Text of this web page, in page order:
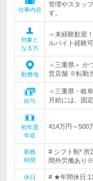
仕事内容
管理やスタッ
す。
対象と
なる方
＜未経験歓迎
ルバイト経験
勤務地
＜三重県＞ か
営店舗 ※転勤
給与
＜三重県・岐
月給には、固
初年度
年収
414万円～500
勤務
時間
# シフト制* 所
間外労働あり
休日
# ★年間休日